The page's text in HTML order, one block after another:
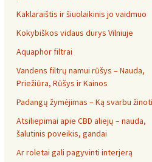
Kaklaraištis ir šiuolaikinis jo vaidmuo
Kokybiškos vidaus durys Vilniuje
Aquaphor filtrai
Vandens filtrų namui rūšys – Nauda,
Priežiūra, Rūšys ir Kainos
Padangų žymėjimas – Ką svarbu
Atsiliepimai apie CBD aliejų – nauda,
šalutinis poveikis, gandai
Ar roletai gali pagyvinti interjerą